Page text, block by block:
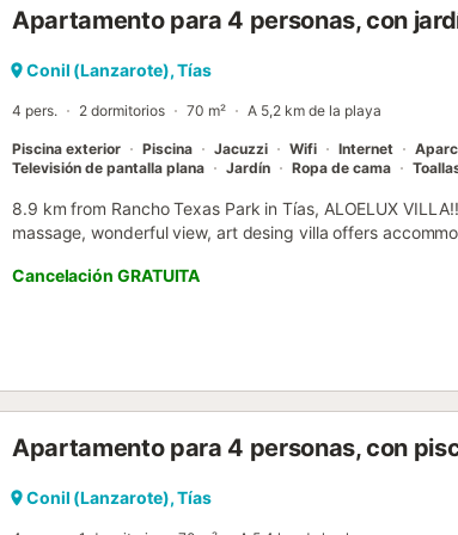
Playa Chica está a solo 12 minutos en coche (6,9 km).
aparcamiento disponibles en la propiedad. No se
Apartamento para 4 personas, con
Conil (Lanzarote), Tías
4 pers. 2 dormitorios 70 m² A 5,2 km de la playa
Piscina exterior Piscina Jacuzzi Wifi Internet
Televisión de pantalla plana
Jardín Ropa de cama
8.9 km from Rancho Texas Park in Tías, ALOELUX
massage, wonderful view, art desing villa offers
Cancelación GRATUITA
Apartamento para 4 personas, con
Conil (Lanzarote), Tías